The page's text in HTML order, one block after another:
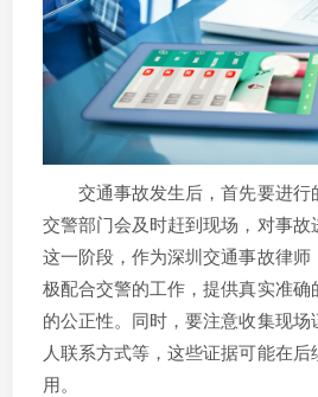
交通事故发生后，首先要进行
交警部门会及时赶到现场，对事故
这一阶段，作为深圳交通事故律师
极配合交警的工作，提供真实准确
的公正性。同时，要注意收集现
人联系方式等，这些证据可能在
用。